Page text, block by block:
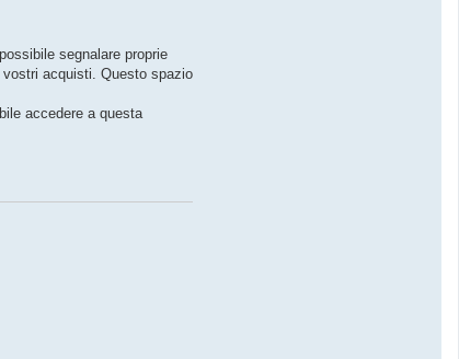
segnalare proprie
acquisti. Questo spazio
accedere a questa